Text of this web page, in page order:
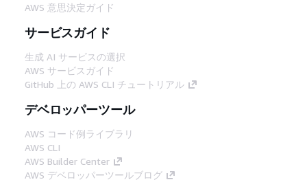
AWS 意思決定ガイド
サービスガイド
生成 AI サービスの選択
AWS サービスガイド
GitHub 上の AWS CLI チュートリアル
デベロッパーツール
AWS コード例ライブラリ
AWS CLI
AWS Builder Center
AWS デベロッパーツールブログ